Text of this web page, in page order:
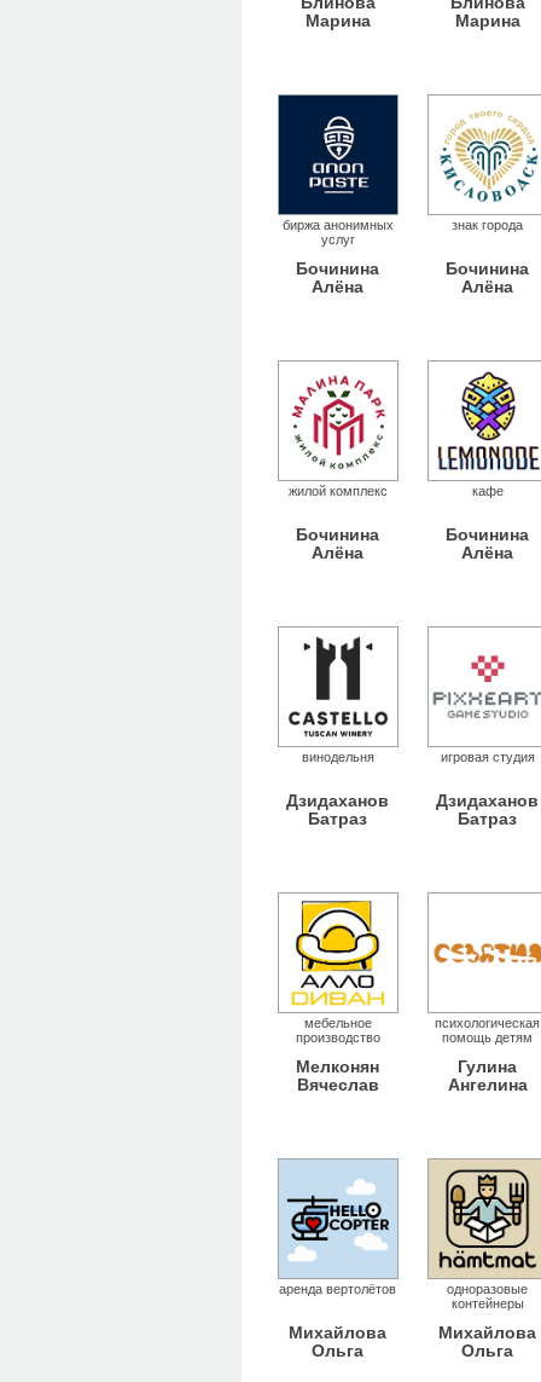
Марина
Марина
биржа анонимных
услуг
Бочинина
Алёна
знак города
Бочинина
Алёна
жилой комплекс
Бочинина
Алёна
кафе
Бочинина
Алёна
винодельня
Дзидаханов
Батраз
игровая студия
Дзидаханов
Батраз
мебельное
производство
Мелконян
Вячеслав
психологическая
помощь детям
Гулина
Ангелина
аренда вертолётов
Михайлова
Ольга
одноразовые
контейнеры
Михайлова
Ольга